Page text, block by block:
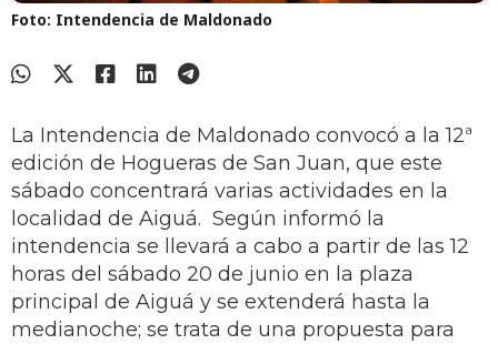
Foto: Intendencia de Maldonado
La Intendencia de Maldonado convocó a la 12ª
edición de Hogueras de San Juan, que este
sábado concentrará varias actividades en la
localidad de Aiguá. Según informó la
intendencia se llevará a cabo a partir de las 12
horas del sábado 20 de junio en la plaza
principal de Aiguá y se extenderá hasta la
medianoche; se trata de una propuesta para